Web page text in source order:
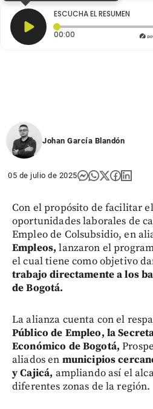
ESCUCHA EL RESUMEN
00:00 Tiempo
Johan García Blandón
05 de julio de 2025
Con el propósito de facilitar
oportunidades laborales de
Empleo de Colsubsidio, en
Empleos, lanzaron el
el cual tiene como objetivo
trabajo directamente a los
de Bogotá.
La alianza cuenta con el
Público de Empleo, la
Económico de Bogotá,
aliados en municipios
y Cajicá, ampliando así el
diferentes zonas de la región.